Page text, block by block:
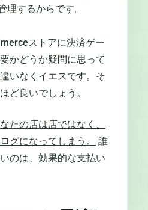
理するからです。
ストアに決済ゲー
かどうか疑問に思って
いなくイエスです。そ
ど良いでしょう。
たの店は店ではなく、
グになってしまう。
誰
のは、効果的な支払い